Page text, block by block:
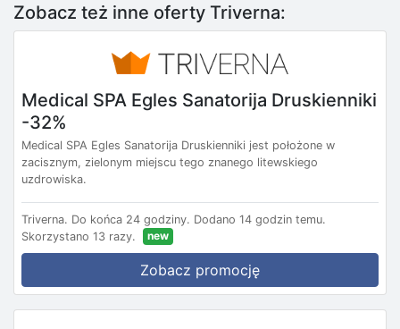
Zobacz też inne oferty Triverna:
Medical SPA Egles Sanatorija Druskienniki
-32%
Medical SPA Egles Sanatorija Druskienniki jest położone w
zacisznym, zielonym miejscu tego znanego litewskiego
uzdrowiska.
Triverna. Do końca 24 godziny. Dodano 14 godzin temu.
Skorzystano 13 razy.
new
Zobacz promocję